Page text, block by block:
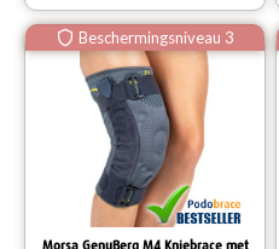
Beschermingsniveau 3
Morsa GenuBerg M4 Kniebrace met